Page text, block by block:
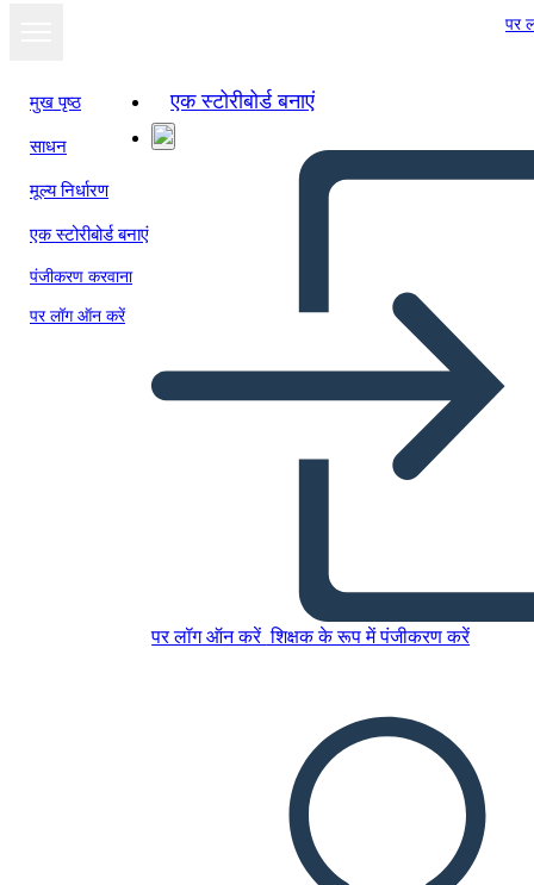
पर
मुख पृष्ठ
साधन
मूल्य निर्धारण
एक स्टोरीबोर्ड बनाएं
पंजीकरण करवाना
पर लॉग ऑन करें
एक स्टोरीबोर्ड बनाएं
पर लॉग ऑन करें शिक्षक के रूप में पंजीकरण करें
इस स्टोरीबोर्ड को कॉपी करें
स्टोरीबोर्ड बनाएं
मुझे पढ़कर सुनाओ